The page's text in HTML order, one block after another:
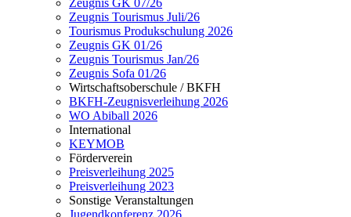
Zeugnis GK 07/26
Zeugnis Tourismus Juli/26
Tourismus Produkschulung 2026
Zeugnis GK 01/26
Zeugnis Tourismus Jan/26
Zeugnis Sofa 01/26
Wirtschaftsoberschule / BKFH
BKFH-Zeugnisverleihung 2026
WO Abiball 2026
International
KEYMOB
Förderverein
Preisverleihung 2025
Preisverleihung 2023
Sonstige Veranstaltungen
Jugendkonferenz 2026